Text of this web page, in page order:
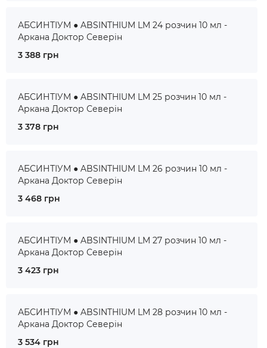
АБСИНТІУМ ● ABSINTHIUM LM 24 розчин 10 мл -
Аркана Доктор Северін
3 388 грн
АБСИНТІУМ ● ABSINTHIUM LM 25 розчин 10 мл -
Аркана Доктор Северін
3 378 грн
АБСИНТІУМ ● ABSINTHIUM LM 26 розчин 10 мл -
Аркана Доктор Северін
3 468 грн
АБСИНТІУМ ● ABSINTHIUM LM 27 розчин 10 мл -
Аркана Доктор Северін
3 423 грн
АБСИНТІУМ ● ABSINTHIUM LM 28 розчин 10 мл -
Аркана Доктор Северін
3 534 грн